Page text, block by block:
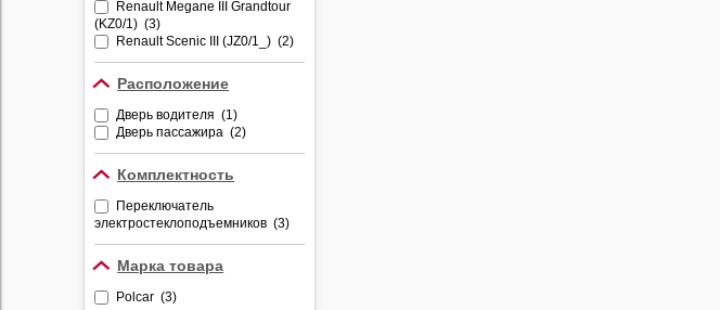
Алкотестеры
Держатели
видеорегистраторов и
радар-детекторов
Renault Megane III Grandtour
(KZ0/1) (3)
Renault Scenic III (JZ0/1_) (2)
Расположение
Дверь водителя (1)
Дверь пассажира (2)
Комплектность
Переключатель
электростеклоподъемников (3)
Марка товара
Polcar (3)